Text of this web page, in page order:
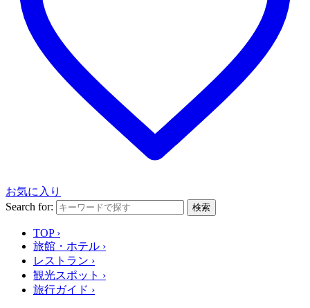
お気に入り
Search for:
検索
TOP ›
旅館・ホテル ›
レストラン ›
観光スポット ›
旅行ガイド ›